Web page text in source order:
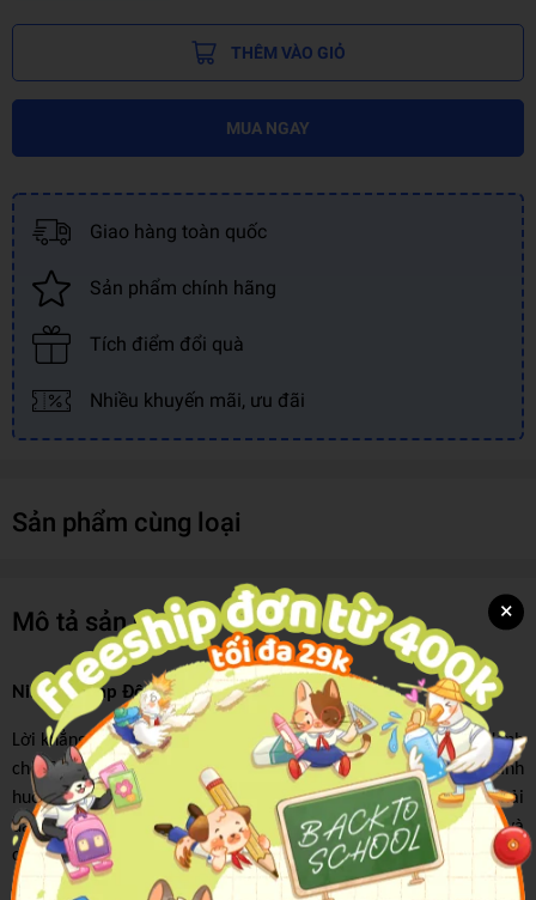
THÊM VÀO GIỎ
MUA NGAY
Giao hàng toàn quốc
Sản phẩm chính hãng
Tích điểm đổi quà
Nhiều khuyến mãi, ưu đãi
Sản phẩm cùng loại
Mô tả sản phẩm
Nisekoi - Cặp Đôi Giả Tạo - Tập 15: Hoa Khôi
Lời khẳng định tình cảm của Yui, cô bạn thanh mai trúc mã, dành
cho Raku khiến Chitoge không khỏi dao động. Trong một tình
huống khác, vì mọi người trong nhà đã đi du lịch nên Raku phải
dành cả ngày với Yui!! Thế nhưng ngay sau khi biết tin, Chitoge và
cả nhóm đã lập tức có mặt để ngăn chặn chuyện đó xảy ra!!
×